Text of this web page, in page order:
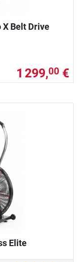
Belt Drive
1 299,00 €
Elite